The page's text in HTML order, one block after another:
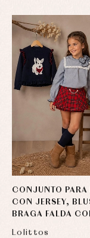
CONJUNTO PARA
CON JERSEY,
BRAGA FALDA
Lolittos